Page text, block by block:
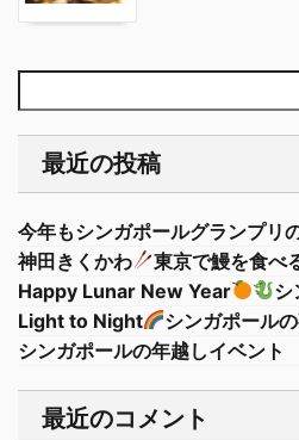
最近の投稿
今年もシンガポールグランプリ
神田きくかわ
東京で鰻を食べ
Happy Lunar New Year
シ
Light to Night
シンガポール
シンガポールの年越しイベント
最近のコメント